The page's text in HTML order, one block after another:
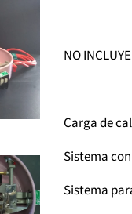
NO
Carga de
Sistema
Sistema